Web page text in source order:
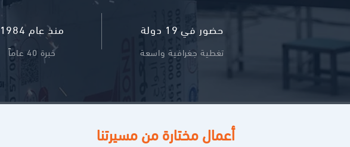
منذ عام 1984
خبرة 40 عاماً
حضور في 19 دولة
تغطية جغرافية واسعة
أعمال مختارة من مسيرتنا